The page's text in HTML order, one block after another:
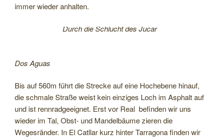
immer wieder anhalten.
Durch die Schlucht des Jucar
Dos Aguas
Bis auf 560m führt die Strecke auf eine Hochebene hinauf,
die schmale Straße weist kein einziges Loch im Asphalt auf
und ist rennradgeeignet. Erst vor Real befinden wir uns
wieder im Tal, Obst- und Mandelbäume zieren die
Wegesränder. In El Catllar kurz hinter Tarragona finden wir